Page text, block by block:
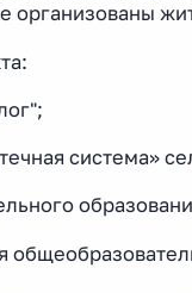
организованы
система»